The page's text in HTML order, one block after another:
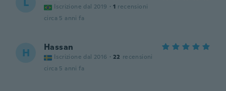
Iscrizione dal 2019 · 1 recensioni
circa 5 anni fa
H Hassan
Iscrizione dal 2016 · 22 recensioni
circa 5 anni fa